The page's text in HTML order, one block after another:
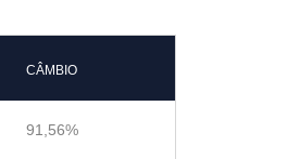
CÂMBIO
91,56%